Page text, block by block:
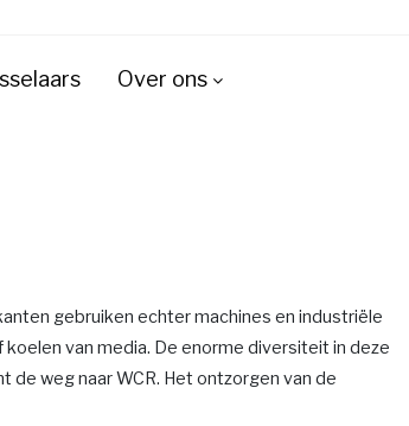
Over ons
gebruiken echter machines en industriële
van media. De enorme diversiteit in deze
weg naar WCR. Het ontzorgen van de